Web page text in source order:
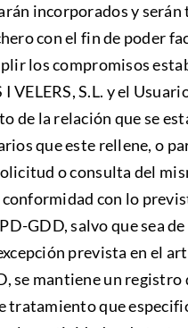
incorporados y
con el fin de poder
los compromisos
VELERS, S.L. y el
de la relación que se
que este rellene, o
o consulta del
con lo
GDD, salvo que sea de
prevista en el
se mantiene un registro
tratamiento que